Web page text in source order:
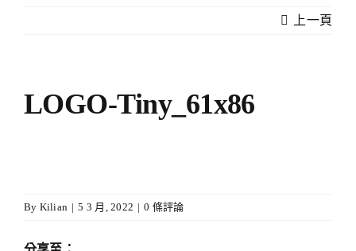
上一頁
LOGO-Tiny_61x86
By Kilian | 5 3 月, 2022 | 0 條評論